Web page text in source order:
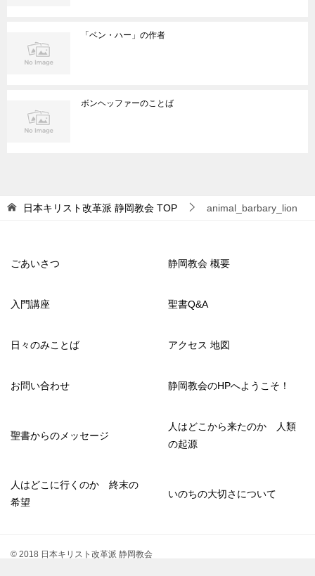
「ベン・ハー」の作者
ボンヘッファーのことば
日本キリスト改革派 静岡教会 TOP animal_barbary_lion
ごあいさつ 静岡教会 概要
入門講座 聖書Q&A
日々のみことば アクセス 地図
お問い合わせ 静岡教会のHPへようこそ！
聖書からのメッセージ
人はどこから来たのか 人類
の起源
人はどこに行くのか 終末の
希望
いのちの大切さについて
© 2018 日本キリスト改革派 静岡教会